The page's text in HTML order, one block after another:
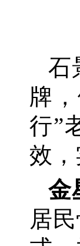
石
牌
行”
效
金
居